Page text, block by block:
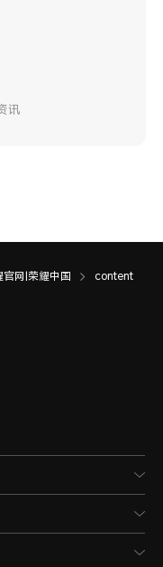
讯
网|荣耀中国 content